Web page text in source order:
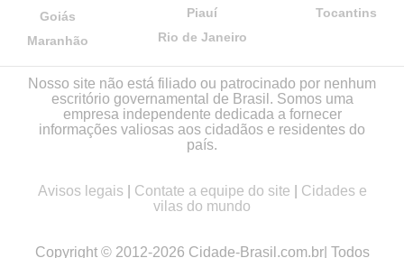
Goiás
Maranhão
Piauí
Rio de Janeiro
Tocantins
Nosso site não está filiado ou patrocinado por nenhum
escritório governamental de Brasil. Somos uma
empresa independente dedicada a fornecer
informações valiosas aos cidadãos e residentes do
país.
Avisos legais Contate a equipe do site
Cidades e
vilas do mundo
Copyright © 2012-2026 Cidade-Brasil.com.br| Todos